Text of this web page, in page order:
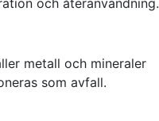
metall och mineraler
som avfall.